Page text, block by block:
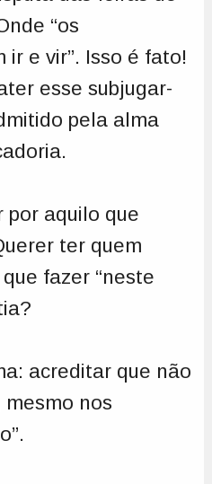
“os
ir e vir”. Isso é fato!
esse subjugar-
pela alma
por aquilo que
ter quem
fazer “neste
acreditar que não
nos